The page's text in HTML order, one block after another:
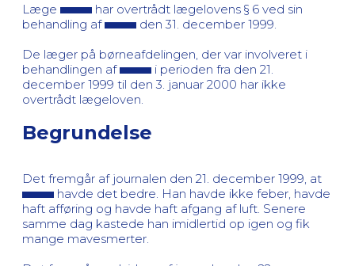
Læge
har overtrådt lægelovens § 6 ved sin
behandling af
den 31. december 1999.
De læger på børneafdelingen, der var involveret i
behandlingen af
i perioden fra den 21.
december 1999 til den 3. januar 2000 har ikke
overtrådt lægeloven.
Begrundelse
Det fremgår af journalen den 21. december 1999, at
havde det bedre. Han havde ikke feber, havde
haft afføring og havde haft afgang af luft. Senere
samme dag kastede han imidlertid op igen og fik
mange mavesmerter.